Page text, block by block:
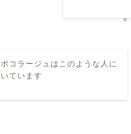
ポコラージュはこのような人に
ています